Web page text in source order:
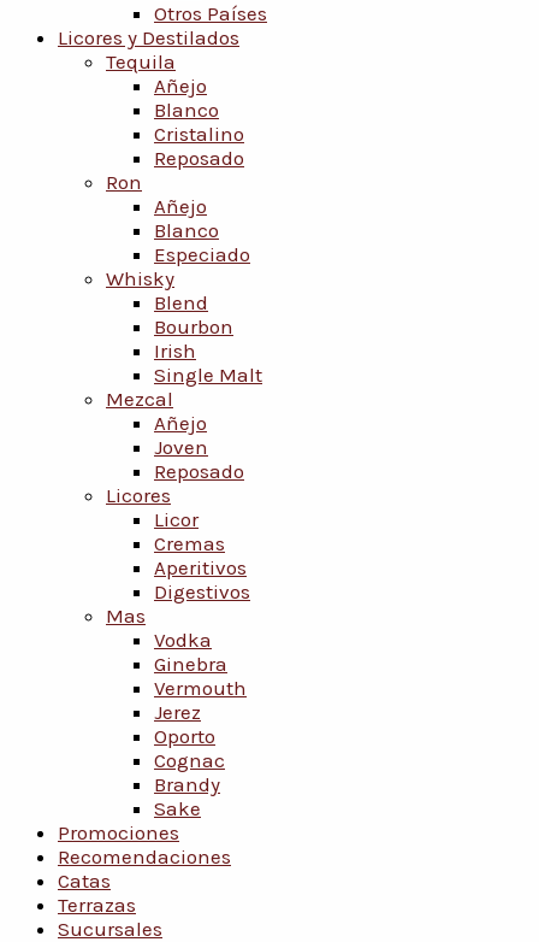
Otros Países
Licores y Destilados
Tequila
Añejo
Blanco
Cristalino
Reposado
Ron
Añejo
Blanco
Especiado
Whisky
Blend
Bourbon
Irish
Single Malt
Mezcal
Añejo
Joven
Reposado
Licores
Licor
Cremas
Aperitivos
Digestivos
Mas
Vodka
Ginebra
Vermouth
Jerez
Oporto
Cognac
Brandy
Sake
Promociones
Recomendaciones
Catas
Terrazas
Sucursales